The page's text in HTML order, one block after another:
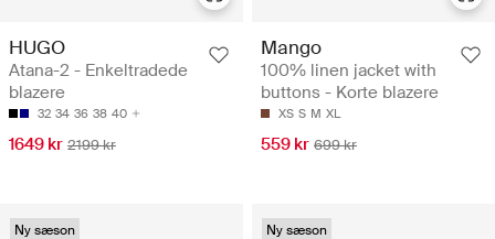
HUGO
Atana-2 - Enkeltradede
blazere
32 34 36 38 40
1649 kr 2199 kr
Mango
100% linen jacket with
buttons - Korte blazere
XS S M XL
559 kr 699 kr
Ny sæson Ny sæson